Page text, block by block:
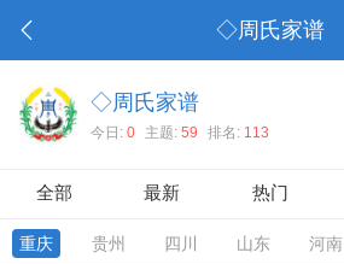
◇周氏家谱
◇周氏家谱
今日: 0 主题: 59 排名: 113
全部 最新 热门
重庆 贵州 四川 山东 河南